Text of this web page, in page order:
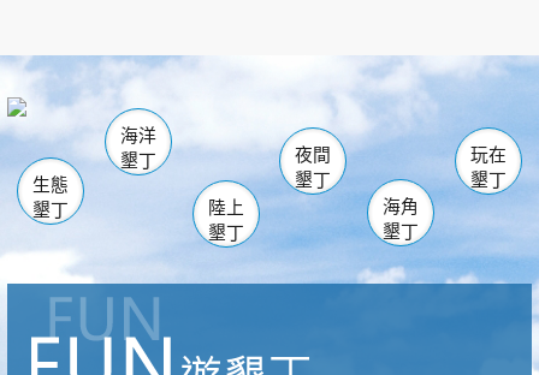
南仁湖
海生館
恆春 佳樂水
龍鑾潭自然中心 森林遊樂區
瓊麻館
關山 墾管處遊客中心
社頂公園 風吹沙
船帆石
白砂 龍磐公園
香蕉灣
砂島
鵝鑾鼻
生態
墾丁
海洋
墾丁
陸上
墾丁
夜間
墾丁
海角
墾丁
玩在
墾丁